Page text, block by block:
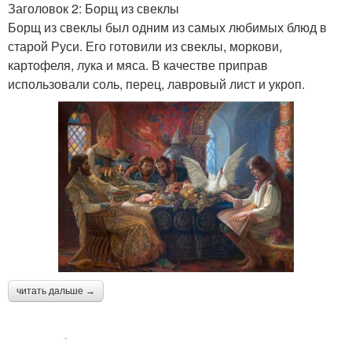
Заголовок 2: Борщ из свеклы
Борщ из свеклы был одним из самых любимых блюд в
старой Руси. Его готовили из свеклы, моркови,
картофеля, лука и мяса. В качестве приправ
использовали соль, перец, лавровый лист и укроп.
читать дальше →